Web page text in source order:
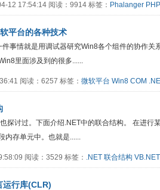
12 17:54:14 阅读：9914 标签： Phalanger PHP
平台的各种技术
事情就是用调试器研究Win8各个组件的协作关
里面涉及到的很多......
阅读：6257 标签： 微软平台 Win8 COM
探讨过。下面介绍.NET中的联合结构。 在进行
内存单元中。也就是......
阅读：3529 标签： .NET 联合结构 VB.NET
运行库(CLR)